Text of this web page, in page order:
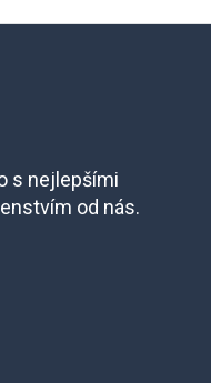
s nejlepšími
od nás.